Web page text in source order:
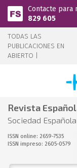
Pasar al contenido
Contacte para
829 605
TODAS LAS
PUBLICACIONES EN
ABIERTO |
Revista
Sociedad
ISSN online: 2659-7535
ISSN impreso: 2605-0579